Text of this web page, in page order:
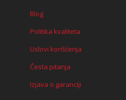
Blog
Politika kvaliteta
Uslovi korišćenja
Česta pitanja
Izjava o garanciji